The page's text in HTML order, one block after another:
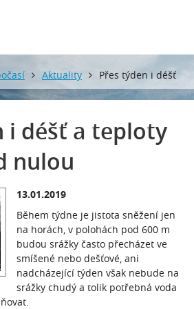
Aktuality Přes týden i déšť
i déšť a teploty
nulou
13.01.2019
Během týdne je jistota sněžení jen
na horách, v polohách pod 600 m
budou srážky často přecházet ve
smíšené nebo dešťové, ani
nadcházející týden však nebude na
srážky chudý a tolik potřebná voda